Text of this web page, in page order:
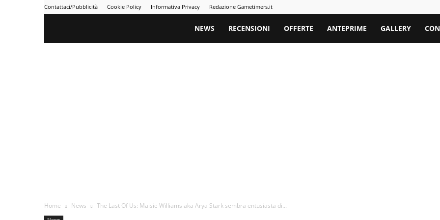
Contattaci/Pubblicità Cookie Policy Informativa Privacy Redazione Gametimers.it
Gametimers
NEWS RECENSIONI OFFERTE ANTEPRIME GALLERY
Home News The Last Of Us: Maisie Williams aka Arya Stark sembra entusiasta di...